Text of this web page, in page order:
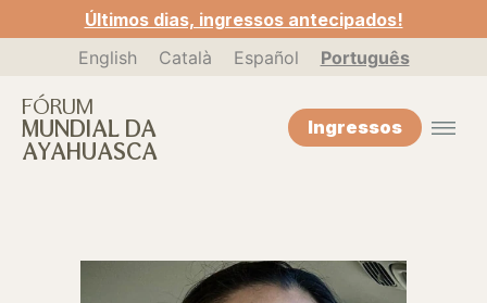
Últimos dias, ingressos antecipados!
English
Català Español Português
FÓRUM
MUNDIAL DA
AYAHUASCA
Ingressos